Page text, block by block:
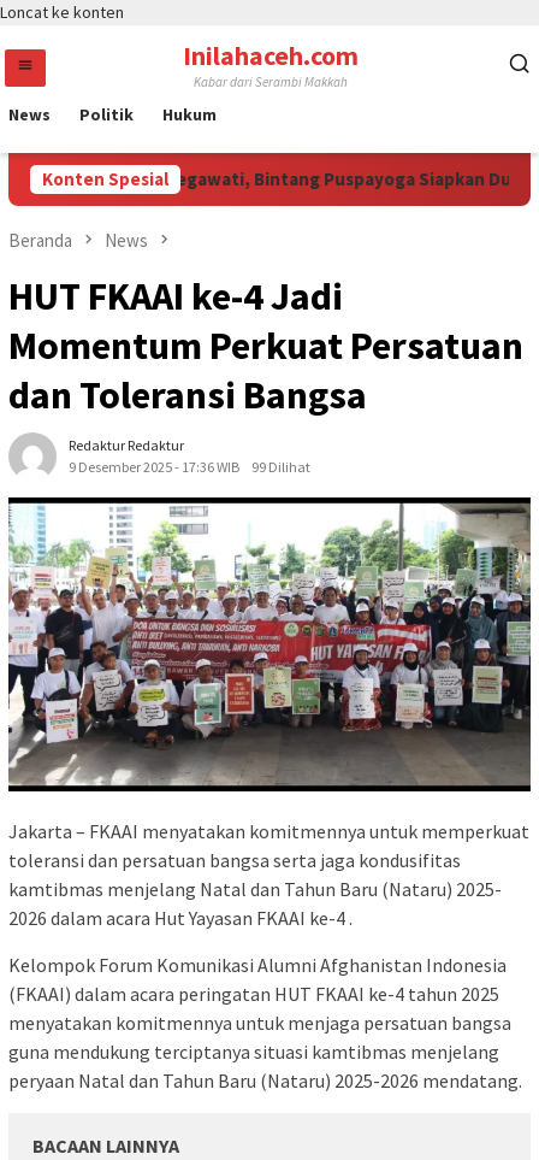
Loncat ke konten
Inilahaceh.com
Kabar dari Serambi Makkah
News Politik Hukum
Konten Spesial
Perhatian Megawati, Bintang Puspayoga Siapkan Dukungan
Beranda News
HUT FKAAI ke-4 Jadi
Momentum Perkuat Persatuan
dan Toleransi Bangsa
Redaktur Redaktur
9 Desember 2025 - 17:36 WIB
99 Dilihat
Jakarta – FKAAI menyatakan komitmennya untuk memperkuat
toleransi dan persatuan bangsa serta jaga kondusifitas
kamtibmas menjelang Natal dan Tahun Baru (Nataru) 2025-
2026 dalam acara Hut Yayasan FKAAI ke-4 .
Kelompok Forum Komunikasi Alumni Afghanistan Indonesia
(FKAAI) dalam acara peringatan HUT FKAAI ke-4 tahun 2025
menyatakan komitmennya untuk menjaga persatuan bangsa
guna mendukung terciptanya situasi kamtibmas menjelang
peryaan Natal dan Tahun Baru (Nataru) 2025-2026 mendatang.
BACAAN LAINNYA